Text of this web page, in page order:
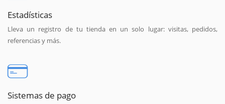
Estadísticas
Lleva un registro de tu tienda en un solo lugar: visitas, pedidos,
referencias y más.
Sistemas de pago